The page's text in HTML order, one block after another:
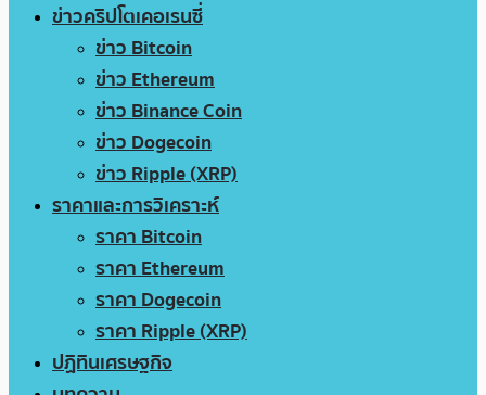
ข่าวคริปโตเคอเรนซี่
ข่าว Bitcoin
ข่าว Ethereum
ข่าว Binance Coin
ข่าว Dogecoin
ข่าว Ripple (XRP)
ราคาและการวิเคราะห์
ราคา Bitcoin
ราคา Ethereum
ราคา Dogecoin
ราคา Ripple (XRP)
ปฏิทินเศรษฐกิจ